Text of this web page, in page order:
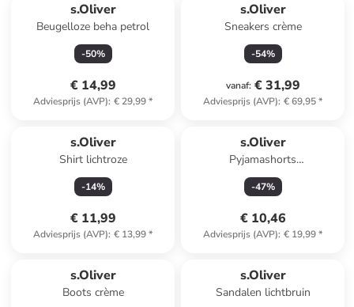
s.Oliver
Beugelloze beha petrol
-50%
€ 14,99
Adviesprijs (AVP): € 29,99*
s.Oliver
Sneakers crème
-54%
vanaf: € 31,99
Adviesprijs (AVP): € 69,95*
s.Oliver
Shirt lichtroze
-14%
€ 11,99
Adviesprijs (AVP): € 13,99*
s.Oliver
Pyjamashorts
grijs/paars/lichtroze
-47%
€ 10,46
Adviesprijs (AVP): € 19,99*
s.Oliver
Boots crème
s.Oliver
Sandalen lichtbruin